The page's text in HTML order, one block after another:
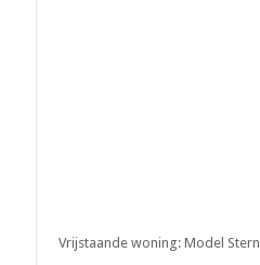
Vrijstaande woning: Model Stern